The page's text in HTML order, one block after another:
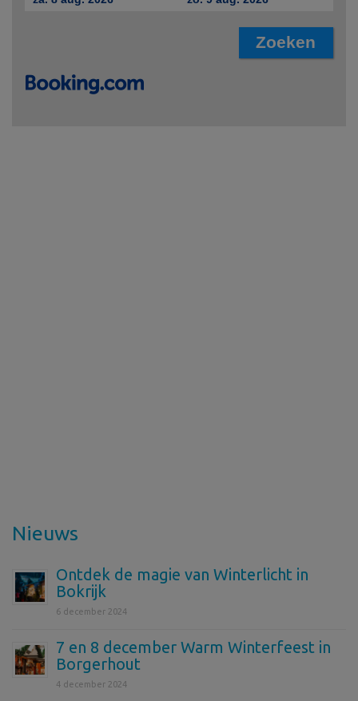
Nieuws
Ontdek de magie van Winterlicht in
Bokrijk
6 december 2024
7 en 8 december Warm Winterfeest in
Borgerhout
4 december 2024